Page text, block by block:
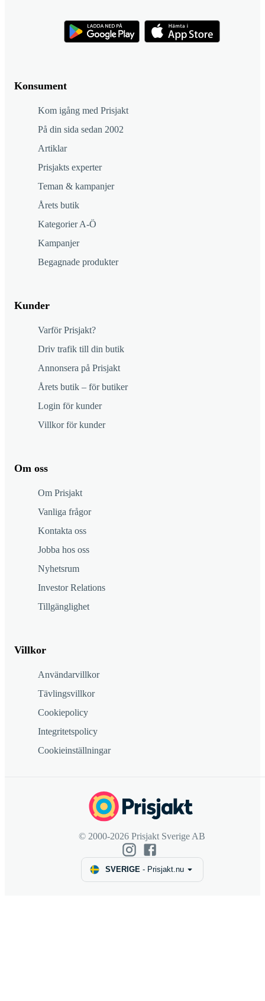
Konsument
Kom igång med Prisjakt
På din sida sedan 2002
Artiklar
Prisjakts experter
Teman & kampanjer
Årets butik
Kategorier A-Ö
Kampanjer
Begagnade produkter
Kunder
Varför Prisjakt?
Driv trafik till din butik
Annonsera på Prisjakt
Årets butik – för butiker
Login för kunder
Villkor för kunder
Om oss
Om Prisjakt
Vanliga frågor
Kontakta oss
Jobba hos oss
Nyhetsrum
Investor Relations
Tillgänglighet
Villkor
Användarvillkor
Tävlingsvillkor
Cookiepolicy
Integritetspolicy
Cookieinställningar
© 2000-2026 Prisjakt Sverige AB
SVERIGE- Prisjakt.nu